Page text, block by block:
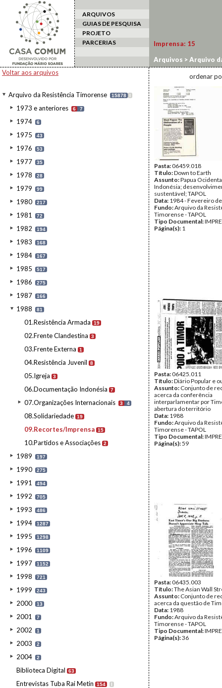
ARQUIVOS
GUIAS DE PESQUISA
PROJETO
PARCERIAS
Voltar aos arquivos
Arquivo da Resistência Timorense 15878 I
1973 e anteriores 6 7
1974 6
1975 43
1976 53
1977 35
1978 28
1979 99
1980 217
1981 72
1982 194
1983 168
1984 167
1985 517
1986 275
1987 166
1988 81
01.Resistência Armada 19
02.Frente Clandestina 3
03.Frente Externa 1
04.Resistência Juvenil 8
05.Igreja 3
06.Documentação Indonésia 7
07.Organizações Internacionais 3 4
08.Solidariedade 19
09.Recortes/Imprensa 15
10.Partidos e Associações 2
1989 197
1990 275
1991 494
1992 705
1993 486
1994 1287
1995 1298
1996 1109
1997 1152
1998 721
1999 243
2000 13
2001 7
2002 1
2003 2
2004 2
Biblioteca Digital 63
Entrevistas Tuba Rai Metin 154 I
Imprensa: 15
Arquivos >Arquivo
ordenar
Pasta:06459.018
Título:Down to Earth
Assunto:Papua
Indonésia;
sustentável; TAPOL
Data: 1984 - Fevereiro
Fundo:Arquivo da
Timorense - TAPOL
Tipo Documental:
Página(s): 1
Pasta:06425.011
Título:Diário Popular e
Assunto: Conjunto de
acerca da conferência
interparlamentar por
abertura do território
Data: 1988
Fundo:Arquivo da
Timorense - TAPOL
Tipo Documental:
Página(s):59
Pasta:06435.003
Título:The Asian Wall
Assunto: Conjunto de
acerca da questão de
Data: 1988
Fundo:Arquivo da
Timorense - TAPOL
Tipo Documental:
Página(s):36